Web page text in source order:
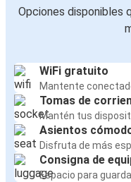
Opciones disponibles
WiFi gratuito
Mantente
Tomas de
Mantén tus
Asientos
Disfruta de más
Consigna de
Espacio para